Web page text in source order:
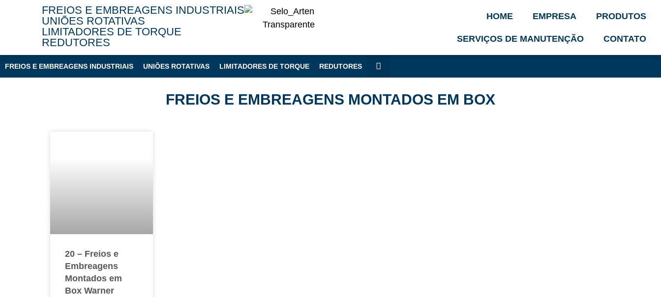
FREIOS E EMBREAGENS INDUSTRIAIS
UNIÕES ROTATIVAS
LIMITADORES DE TORQUE
REDUTORES
HOME EMPRESA PRODUTOS
SERVIÇOS DE MANUTENÇÃO CONTATO
FREIOS E EMBREAGENS INDUSTRIAIS UNIÕES ROTATIVAS LIMITADORES DE TORQUE REDUTORES
FREIOS E EMBREAGENS MONTADOS EM BOX
20 – Freios e
Embreagens
Montados em
Box Warner